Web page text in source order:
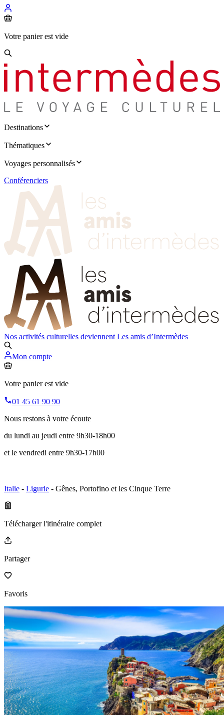
Votre panier est vide
Destinations
Thématiques
Voyages personnalisés
Conférenciers
Nos activités culturelles deviennent Les amis d’Intermèdes
Mon compte
Votre panier est vide
01 45 61 90 90
Nous restons à votre écoute
du lundi au jeudi entre 9h30-18h00
et le vendredi entre 9h30-17h00
Italie - Ligurie - Gênes, Portofino et les Cinque Terre
Télécharger l'itinéraire complet
Partager
Favoris